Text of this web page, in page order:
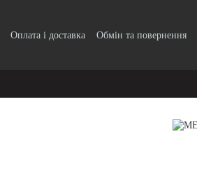
Оплата і доставка Обмін та повернення